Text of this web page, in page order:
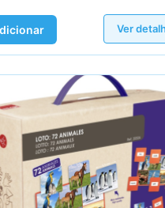
Ver